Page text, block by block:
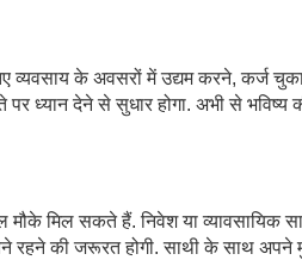
के अवसरों में उद्यम करने, कर्ज
ध्यान देने से सुधार होगा. अभी से भविष्य
मिल सकते हैं. निवेश या व्यावसायिक
रहने की जरूरत होगी. साथी के साथ अपने